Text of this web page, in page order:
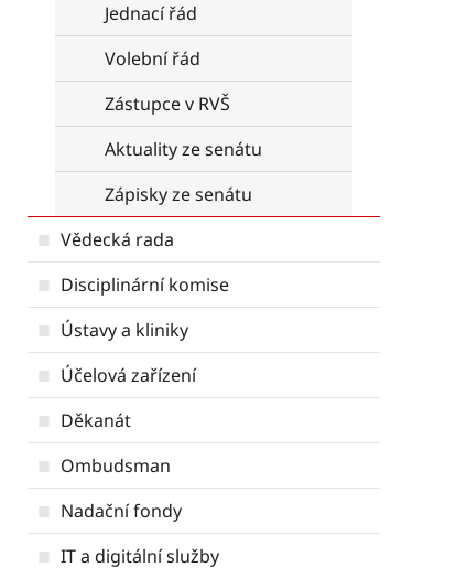
Jednací řád
Volební řád
Zástupce v RVŠ
Aktuality ze senátu
Zápisky ze senátu
Vědecká rada
Disciplinární komise
Ústavy a kliniky
Účelová zařízení
Děkanát
Ombudsman
Nadační fondy
IT a digitální služby